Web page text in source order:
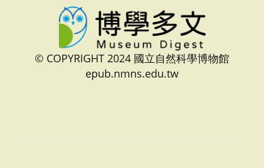
© COPYRIGHT 2024 國立自然科學博物館
epub.nmns.edu.tw